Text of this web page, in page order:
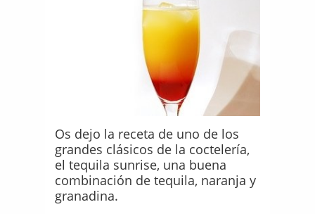
Os dejo la receta de uno de los
grandes clásicos de la coctelería,
el tequila sunrise, una buena
combinación de tequila, naranja y
granadina.